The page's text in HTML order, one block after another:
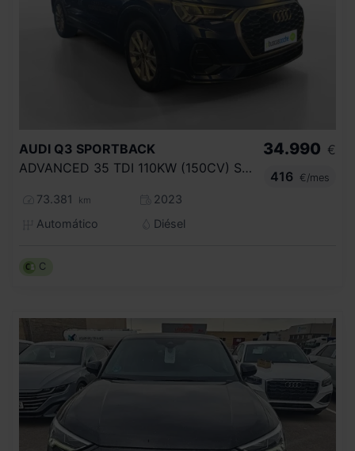
AUDI Q3 SPORTBACK
ADVANCED 35 TDI 110KW (150CV) S TRONIC
73.381 km
2023
Automático
Diésel
34.990 €
416
€/mes
C